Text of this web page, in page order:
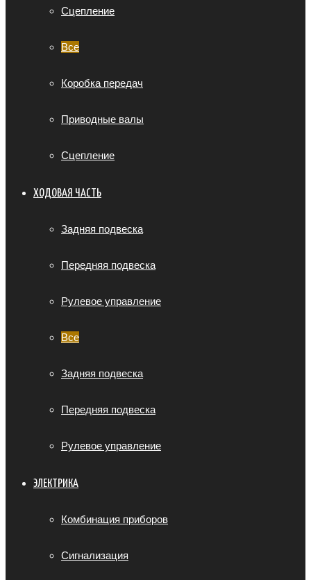
Сцепление
Все
Коробка передач
Приводные валы
Сцепление
ХОДОВАЯ ЧАСТЬ
Задняя подвеска
Передняя подвеска
Рулевое управление
Все
Задняя подвеска
Передняя подвеска
Рулевое управление
ЭЛЕКТРИКА
Комбинация приборов
Сигнализация